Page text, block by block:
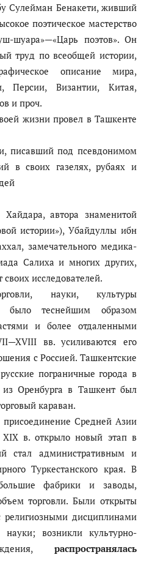
Сулейман Бенакети, живший
поэтическое мастерство
шуара»—«Царь поэтов». Он
труд по всеобщей истории,
описание мира,
Персии, Византии, Китая,
и проч.
жизни провел в Ташкенте
писавший под псевдонимом
в своих газелях, рубаях и
автора знаменитой
истории»), Убайдуллы ибн
замечательного медика-
Салиха и многих других,
исследователей.
науки, культуры
было теснейшим образом
и более отдаленными
вв. усиливаются его
с Россией. Ташкентские
пограничные города в
Оренбурга в Ташкент был
караван.
присоединение Средней Азии
в. открыло новый этап в
стал административным и
Туркестанского края. В
фабрики и заводы,
торговли. Были открыты
дисциплинами
науки; возникли культурно-
распространялась